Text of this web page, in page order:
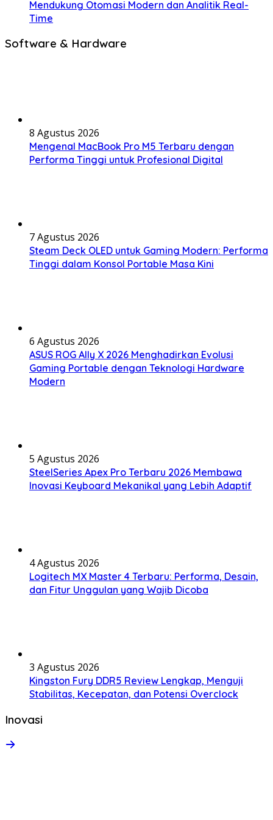
Mendukung Otomasi Modern dan Analitik Real-
Time
Software & Hardware
8 Agustus 2026
Mengenal MacBook Pro M5 Terbaru dengan
Performa Tinggi untuk Profesional Digital
7 Agustus 2026
Steam Deck OLED untuk Gaming Modern: Performa
Tinggi dalam Konsol Portable Masa Kini
6 Agustus 2026
ASUS ROG Ally X 2026 Menghadirkan Evolusi
Gaming Portable dengan Teknologi Hardware
Modern
5 Agustus 2026
SteelSeries Apex Pro Terbaru 2026 Membawa
Inovasi Keyboard Mekanikal yang Lebih Adaptif
4 Agustus 2026
Logitech MX Master 4 Terbaru: Performa, Desain,
dan Fitur Unggulan yang Wajib Dicoba
3 Agustus 2026
Kingston Fury DDR5 Review Lengkap, Menguji
Stabilitas, Kecepatan, dan Potensi Overclock
Inovasi